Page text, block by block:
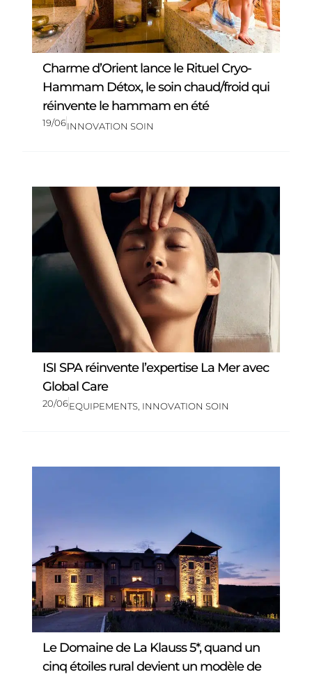
Charme d’Orient lance le Rituel Cryo-
Hammam Détox, le soin chaud/froid qui
réinvente le hammam en été
19/06INNOVATION SOIN
ISI SPA réinvente l’expertise La Mer avec
Global Care
20/06EQUIPEMENTS, INNOVATION SOIN
Le Domaine de La Klauss 5*, quand un
cinq étoiles rural devient un modèle de